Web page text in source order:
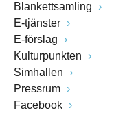
Blankettsamling
E-tjänster
E-förslag
Kulturpunkten
Simhallen
Pressrum
Facebook